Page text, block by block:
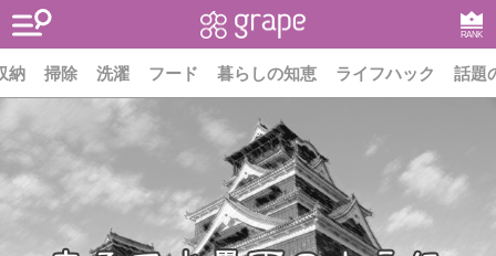
RANK
納 掃除 洗濯 フード 暮らしの知恵 ライフハック 話題